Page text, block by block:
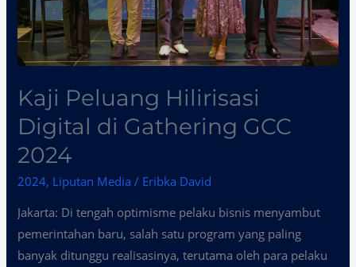
Kaji Peluang Hilirisasi
Digital di Gathering GCC
2024
2024, Liputan Media / Eribka David
Jakarta: Di tengah optimisme pelaku bisnis menyambut
pemerintahan baru, salah satu program yang paling
banyak ditunggu realisasinya, terutama oleh para pelaku
2024